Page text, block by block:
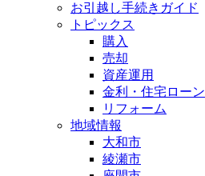
お引越し手続きガイド
トピックス
購入
売却
資産運用
金利・住宅ローン
リフォーム
地域情報
大和市
綾瀬市